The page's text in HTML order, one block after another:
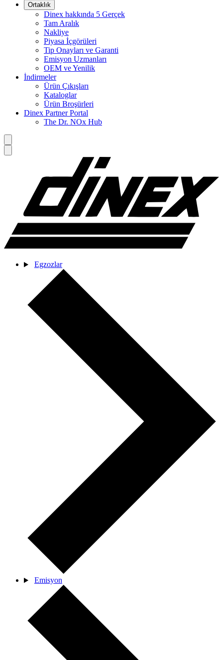
Ortaklık
Dinex hakkında 5 Gerçek
Tam Aralık
Nakliye
Piyasa İçgörüleri
Tip Onayları ve Garanti
Emisyon Uzmanları
OEM ve Yenilik
İndirmeler
Ürün Çıkışları
Kataloglar
Ürün Broşürleri
Dinex Partner Portal
The Dr. NOx Hub
Egzozlar
Emisyon